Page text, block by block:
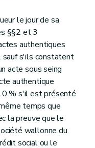
le jour de sa
§§2 et 3
authentiques
s'ils constatent
acte sous seing
authentique
% s'il est présenté
temps que
la preuve que le
wallonne du
social ou le